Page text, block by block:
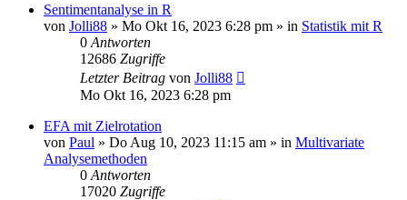
Sentimentanalyse in R
von Jolli88 » Mo Okt 16, 2023 6:28 pm » in Statistik mit R
0 Antworten
12686 Zugriffe
Letzter Beitrag von Jolli88
Mo Okt 16, 2023 6:28 pm
EFA mit Zielrotation
von Paul » Do Aug 10, 2023 11:15 am » in Multivariate
Analysemethoden
0 Antworten
17020 Zugriffe